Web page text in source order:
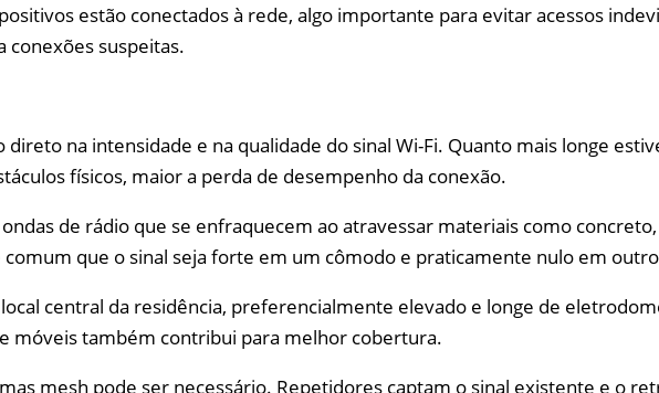
estão conectados à rede, algo importante para evitar acessos
conexões suspeitas.
na intensidade e na qualidade do sinal Wi-Fi. Quanto mais longe
físicos, maior a perda de desempenho da conexão.
de rádio que se enfraquecem ao atravessar materiais como
que o sinal seja forte em um cômodo e praticamente nulo em
central da residência, preferencialmente elevado e longe de
móveis também contribui para melhor cobertura.
mesh pode ser necessário. Repetidores captam o sinal existente e o